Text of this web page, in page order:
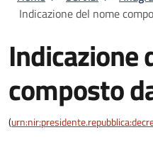
Indicazione del nome
Indicazione
composto
(